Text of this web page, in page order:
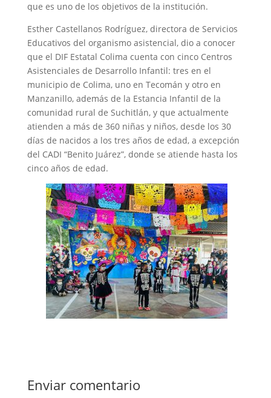
que es uno de los objetivos de la institución.
Esther Castellanos Rodríguez, directora de Servicios
Educativos del organismo asistencial, dio a conocer
que el DIF Estatal Colima cuenta con cinco Centros
Asistenciales de Desarrollo Infantil: tres en el
municipio de Colima, uno en Tecomán y otro en
Manzanillo, además de la Estancia Infantil de la
comunidad rural de Suchitlán, y que actualmente
atienden a más de 360 niñas y niños, desde los 30
días de nacidos a los tres años de edad, a excepción
del CADI “Benito Juárez”, donde se atiende hasta los
cinco años de edad.
Enviar comentario